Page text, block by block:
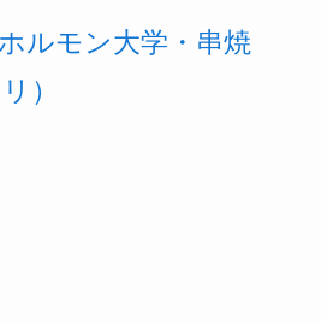
ルモン大学・串焼
）